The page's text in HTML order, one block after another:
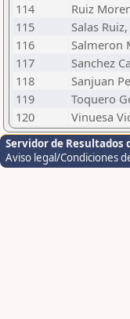
114
Ruiz
115
Salas
116
Salmeron
117
Sanchez
118
Sanjuan
119
Toquero
120
Vinuesa
Servidor de Resultados
Aviso legal/Condiciones